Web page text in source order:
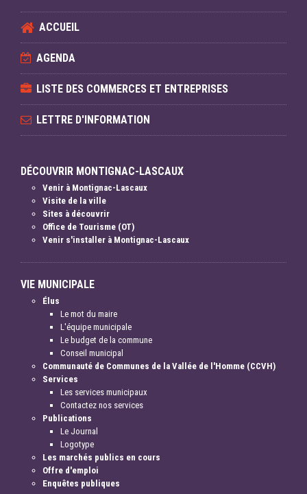
ACCUEIL
AGENDA
LISTE DES COMMERCES ET ENTREPRISES
LETTRE D'INFORMATION
DÉCOUVRIR MONTIGNAC-LASCAUX
Venir à Montignac-Lascaux
Visite de la ville
Sites à découvrir
Office de Tourisme (OT)
Venir s'installer à Montignac-Lascaux
VIE MUNICIPALE
Élus
Le mot du maire
L'équipe municipale
Le budget de la commune
Conseil municipal
Communauté de Communes de la Vallée de l'Homme (CCVH)
Services
Les services municipaux
Contactez nos services
Publications
Le Journal
Logotype
Les marchés publics en cours
Offre d'emploi
Enquêtes publiques